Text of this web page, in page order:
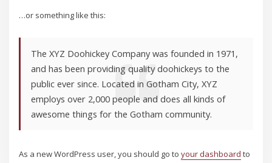
…or something like this:
The XYZ Doohickey Company was founded in 1971,
and has been providing quality doohickeys to the
public ever since. Located in Gotham City, XYZ
employs over 2,000 people and does all kinds of
awesome things for the Gotham community.
As a new WordPress user, you should go toyour dashboard to